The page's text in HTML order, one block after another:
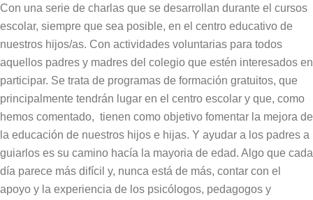
Con una serie de charlas que se desarrollan durante el cursos
escolar, siempre que sea posible, en el centro educativo de
nuestros hijos/as. Con actividades voluntarias para todos
aquellos padres y madres del colegio que estén interesados en
participar. Se trata de programas de formación gratuitos, que
principalmente tendrán lugar en el centro escolar y que, como
hemos comentado, tienen como objetivo fomentar la mejora de
la educación de nuestros hijos e hijas. Y ayudar a los padres a
guiarlos es su camino hacía la mayoria de edad. Algo que cada
día parece más difícil y, nunca está de más, contar con el
apoyo y la experiencia de los psicólogos, pedagogos y